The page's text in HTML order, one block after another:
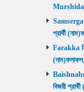
প্রার্থী
Farakka
বিজয়ী